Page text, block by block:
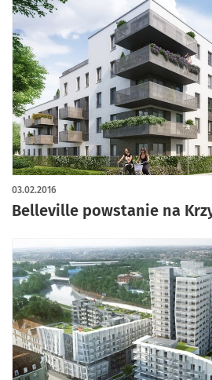
Belleville powstanie na
03.02.2016